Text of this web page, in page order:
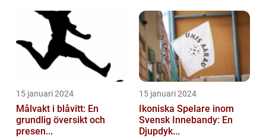
15 januari 2024
Målvakt i blåvitt: En
grundlig översikt och
presen...
15 januari 2024
Ikoniska Spelare inom
Svensk Innebandy: En
Djupdyk...